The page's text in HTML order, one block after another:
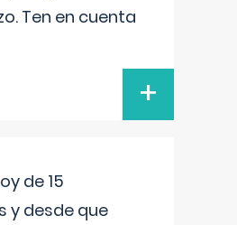
Ten en cuenta
+
de 15
y desde que